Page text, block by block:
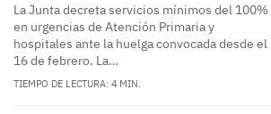
La Junta decreta servicios mínimos del 100%
en urgencias de Atención Primaria y
hospitales ante la huelga convocada desde el
16 de febrero. La…
TIEMPO DE LECTURA: 4 MIN.